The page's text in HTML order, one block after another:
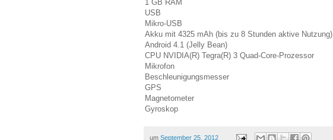
1 GB RAM
USB
Mikro-USB
Akku mit 4325 mAh (bis zu 8 Stunden aktive Nutzung)
Android 4.1 (Jelly Bean)
CPU NVIDIA(R) Tegra(R) 3 Quad-Core-Prozessor
Mikrofon
Beschleunigungsmesser
GPS
Magnetometer
Gyroskop
um September 25, 2012